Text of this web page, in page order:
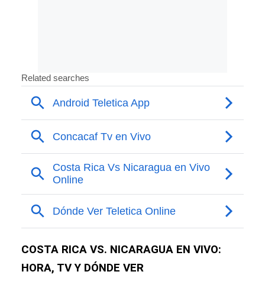
COSTA RICA VS. NICARAGUA EN VIVO:
HORA, TV Y DÓNDE VER